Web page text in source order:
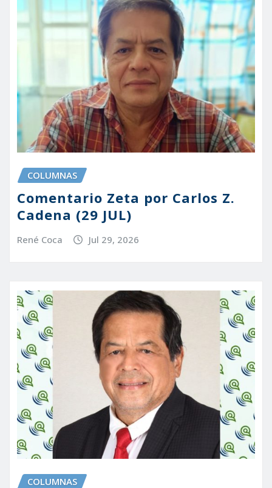
COLUMNAS
Comentario Zeta por Carlos Z.
Cadena (29 JUL)
René Coca Jul 29, 2026
COLUMNAS